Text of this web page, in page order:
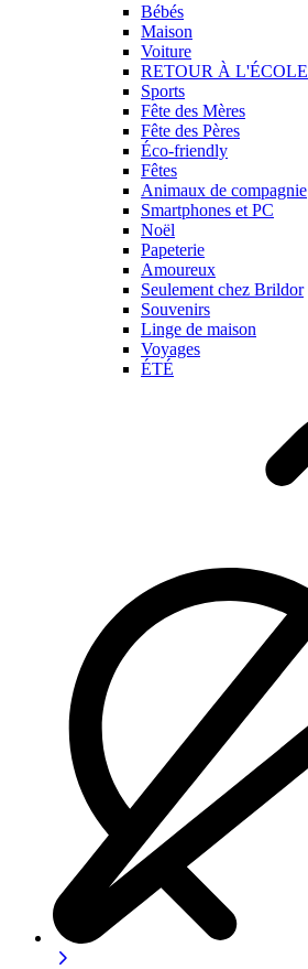
Bébés
Maison
Voiture
RETOUR À L'ÉCOLE
Sports
Fête des Mères
Fête des Pères
Éco-friendly
Fêtes
Animaux de compagnie
Smartphones et PC
Noël
Papeterie
Amoureux
Seulement chez Brildor
Souvenirs
Linge de maison
Voyages
ÉTÉ